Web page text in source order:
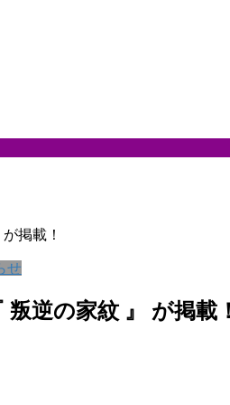
掲載！
せ
逆の家紋 』 が掲載！